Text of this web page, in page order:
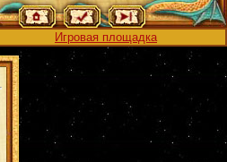
Игровая площадка